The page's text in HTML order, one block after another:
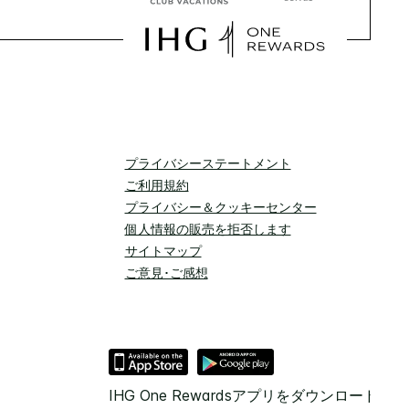
プライバシーステートメント
ご利用規約
プライバシー＆クッキーセンター
個人情報の販売を拒否します
サイトマップ
ご意見･ご感想
IHG One Rewardsアプリをダウンロード